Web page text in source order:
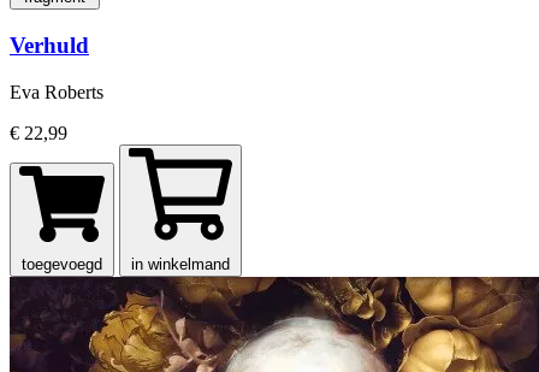
Verhuld
Eva Roberts
€ 22,99
toegevoegd in winkelmand